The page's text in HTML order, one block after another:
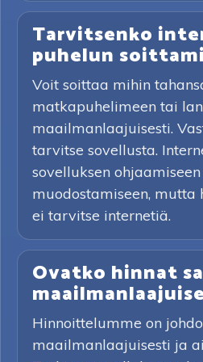
Tarvitsenko
puhelun
Voit soittaa mihin
matkapuhelimeen tai
maailmanlaajuisesti.
tarvitse sovellusta.
sovelluksen
muodostamiseen, mutta
ei tarvitse internetiä.
Ovatko hinnat
Hinnoittelumme on
maailmanlaajuisesti ja